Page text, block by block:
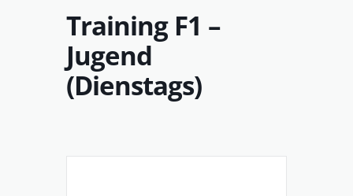
Training F1 –
Jugend
(Dienstags)